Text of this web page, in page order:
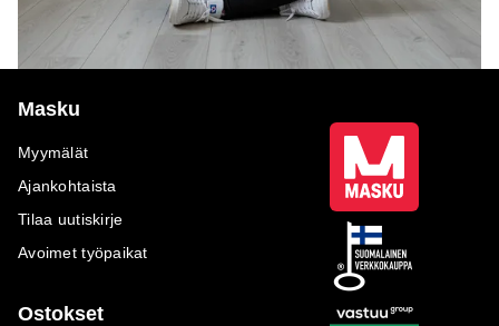
Masku
Myymälät
Ajankohtaista
Tilaa uutiskirje
Avoimet työpaikat
Ostokset